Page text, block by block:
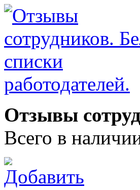
Отзывы
Всего в